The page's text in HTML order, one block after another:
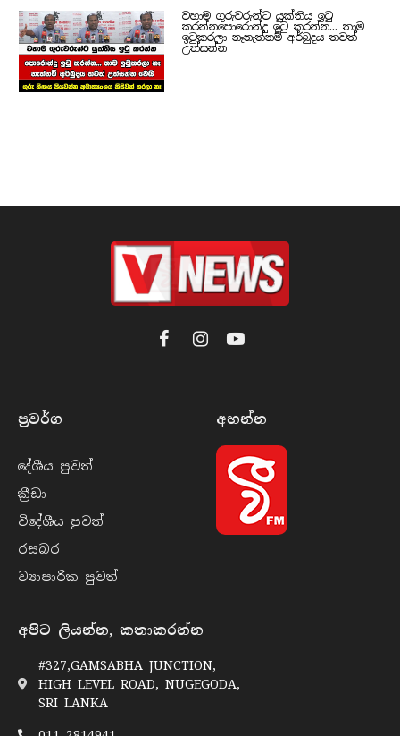
වහාම ගුරුවරුන්ට යුක්තිය ඉටු
කරන්නපොරොන්දු ඉටු කරන්න... තාම
ඉටුකරලා නෑනැත්නම් අර්බුදය තවත්
උත්සන්න
FacebookInstagramYouTube
ප්‍රවර්​ග
දේශීය පුව​ත්
ක්‍රී​ඩා
විදේශීය පුව​ත්
රසබ​ර
ව්‍යාපාරික පුව​ත්
අහන්​න
අපිට ලියන්න, කතාකරන්න
#327,GAMSABHA JUNCTION,
HIGH LEVEL ROAD, NUGEGODA,
SRI LANKA